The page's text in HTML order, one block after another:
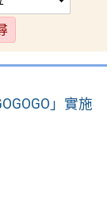
」實施